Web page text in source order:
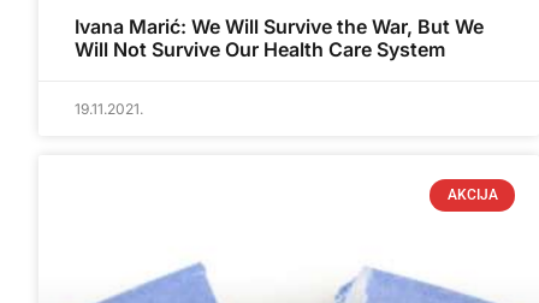
Ivana Marić: We Will Survive the War, But We
Will Not Survive Our Health Care System
19.11.2021.
AKCIJA